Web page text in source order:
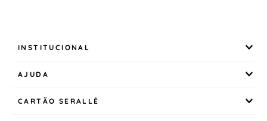
INSTITUCIONAL
AJUDA
CARTÃO SERALLÊ